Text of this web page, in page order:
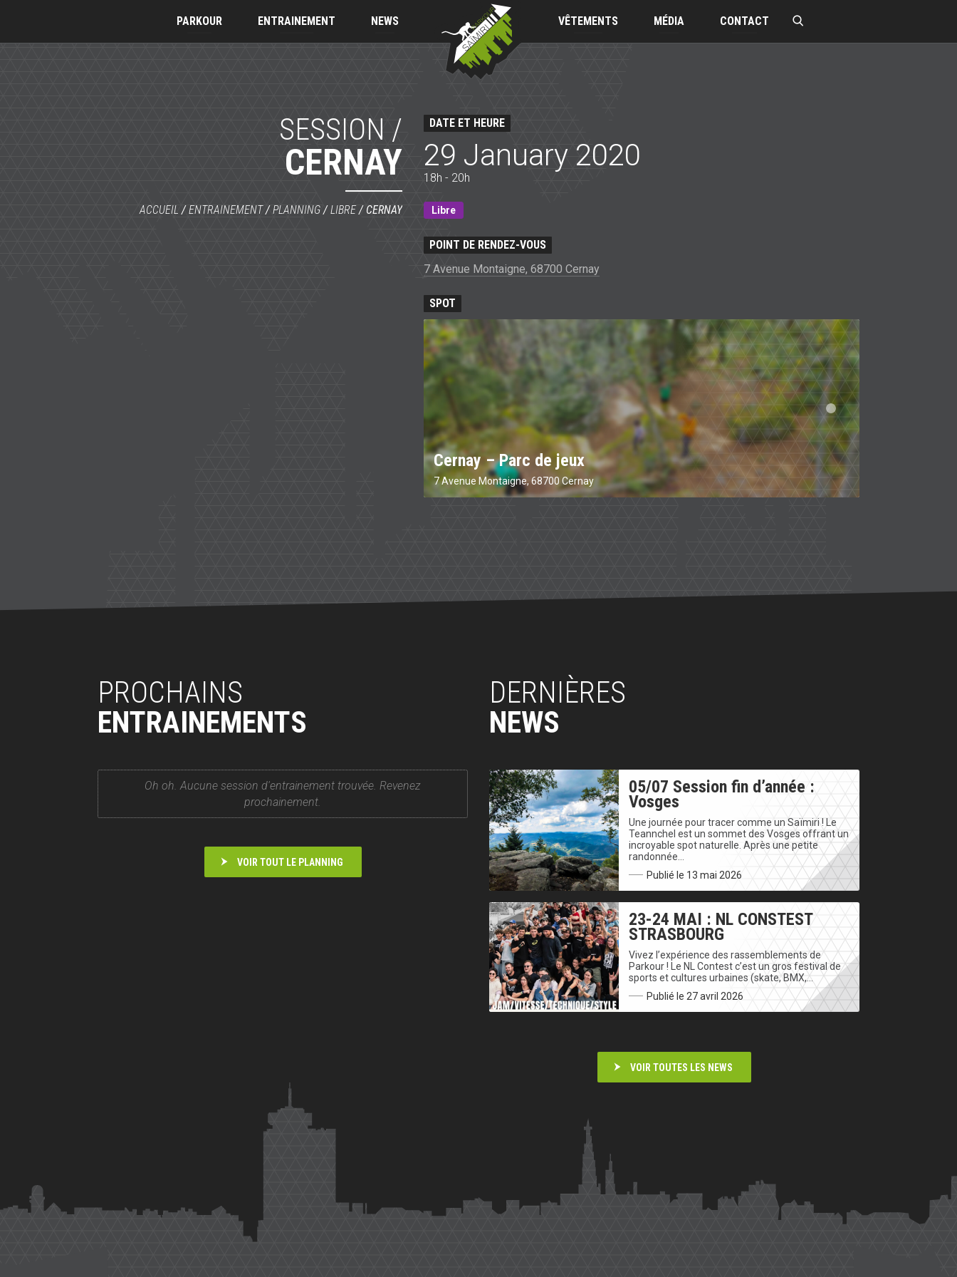
PARKOUR ENTRAINEMENT NEWS
Parkour
VÊTEMENTS MÉDIA CONTACT
SESSION /
CERNAY
ACCUEIL /ENTRAINEMENT/PLANNING /LIBRE / CERNAY
DATE ET HEURE
29 January 2020
18h - 20h
Libre
POINT DE RENDEZ-VOUS
7 Avenue Montaigne, 68700 Cernay
SPOT
Cernay – Parc de jeux
7 Avenue Montaigne, 68700 Cernay
PROCHAINS
ENTRAINEMENTS
Oh oh. Aucune session d'entrainement trouvée. Revenez
prochainement.
VOIR TOUT LE PLANNING
DERNIÈRES
NEWS
05/07 Session fin d’année :
Vosges
Une journée pour tracer comme un Saïmiri ! Le
Teannchel est un sommet des Vosges offrant un
incroyable spot naturelle. Après une petite
randonnée…
Publié le 13 mai 2026
23-24 MAI : NL CONSTEST
STRASBOURG
Vivez l’expérience des rassemblements de
Parkour ! Le NL Contest c’est un gros festival de
sports et cultures urbaines (skate, BMX,…
Publié le 27 avril 2026
VOIR TOUTES LES NEWS